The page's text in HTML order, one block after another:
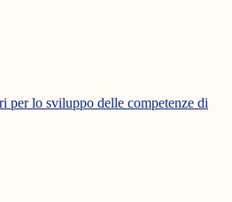
per lo sviluppo delle competenze di